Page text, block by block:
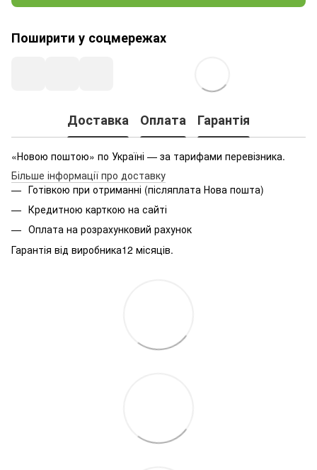
Поширити у соцмережах
Доставка Оплата Гарантія
«Новою поштою» по Україні — за тарифами перевізника.
Більше інформації про доставку
Готівкою при отриманні (післяплата Нова пошта)
Кредитною карткою на сайті
Оплата на розрахунковий рахунок
Гарантія від виробника12 місяців.